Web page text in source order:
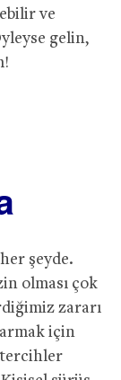
ve
gelin,
şeyde.
olması çok
zararı
için
tercihler